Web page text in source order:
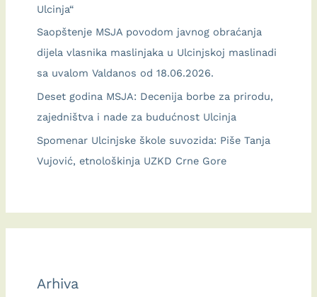
Ulcinja“
Saopštenje MSJA povodom javnog obraćanja
dijela vlasnika maslinjaka u Ulcinjskoj maslinadi
sa uvalom Valdanos od 18.06.2026.
Deset godina MSJA: Decenija borbe za prirodu,
zajedništva i nade za budućnost Ulcinja
Spomenar Ulcinjske škole suvozida: Piše Tanja
Vujović, etnološkinja UZKD Crne Gore
Arhiva